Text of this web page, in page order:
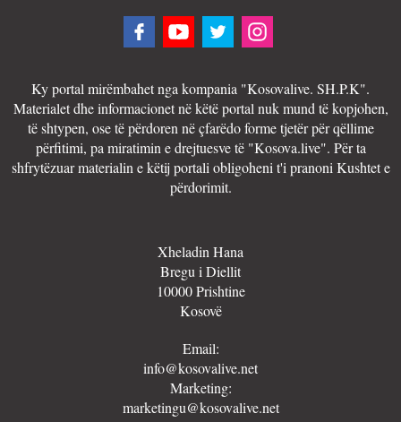
Ky portal mirëmbahet nga kompania "Kosovalive. SH.P.K".
Materialet dhe informacionet në këtë portal nuk mund të kopjohen,
të shtypen, ose të përdoren në çfarëdo forme tjetër për qëllime
përfitimi, pa miratimin e drejtuesve të "Kosova.live". Për ta
shfrytëzuar materialin e këtij portali obligoheni t'i pranoni Kushtet e
përdorimit.
Xheladin Hana
Bregu i Diellit
10000 Prishtine
Kosovë
Email:
info@kosovalive.net
Marketing:
marketingu@kosovalive.net